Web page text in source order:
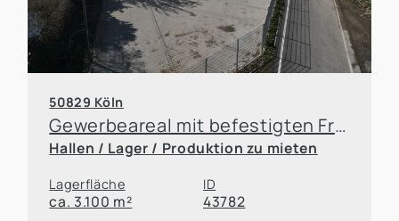
50829 Köln
Gewerbeareal mit befestigten Freiflächen, Werkstatt und Büroeinheit
Hallen / Lager / Produktion zu mieten
Lagerfläche
ca. 3.100 m²
ID
43782